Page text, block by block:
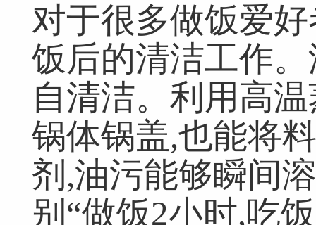
对于很多做饭爱
饭后的清洁工作
自清洁。利用高
锅体锅盖,也能将
剂,油污能够瞬间
别“做饭2小时,吃